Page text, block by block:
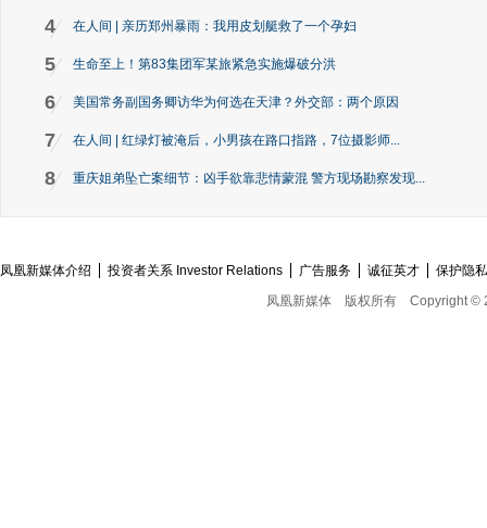
4 在人间 | 亲历郑州暴雨：我用皮划艇救了一个孕妇
5 生命至上！第83集团军某旅紧急实施爆破分洪
6 美国常务副国务卿访华为何选在天津？外交部：两个原因
7 在人间 | 红绿灯被淹后，小男孩在路口指路，7位摄影师...
8 重庆姐弟坠亡案细节：凶手欲靠悲情蒙混 警方现场勘察发现...
凤凰新媒体介绍 投资者关系 Investor Relations 广告服务 诚征英才
保护隐
凤凰新媒体
版权所有 Copyright ©